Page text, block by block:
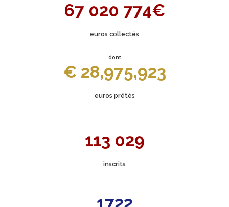
67 020 774€
euros collectés
dont
€ 28,975,923
euros prêtés
113 029
inscrits